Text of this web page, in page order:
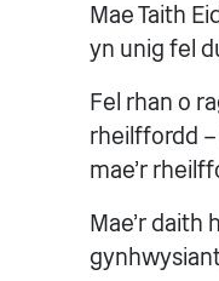
Mae Taith
yn unig fel
Fel rhan o
rheilffordd
mae'r
Mae'r daith